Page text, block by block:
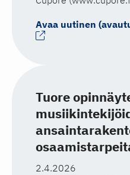
Avaa uutinen
Tuore
2.4.2026